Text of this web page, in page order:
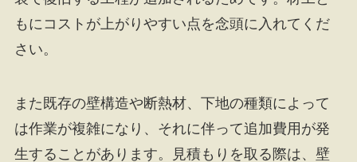
もにコストが上がりやすい点を念頭に入れてくだ
さい。
また既存の壁構造や断熱材、下地の種類によって
は作業が複雑になり、それに伴って追加費用が発
生することがあります。見積もりを取る際は、壁